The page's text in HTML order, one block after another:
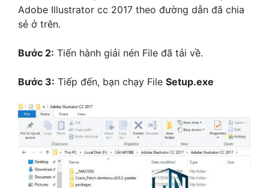
Adobe Illustrator cc 2017 theo đường dẫn đã chia
sẻ ở trên.
Bước 2: Tiến hành giải nén File đã tải về.
Bước 3: Tiếp đến, bạn chạy File Setup.exe